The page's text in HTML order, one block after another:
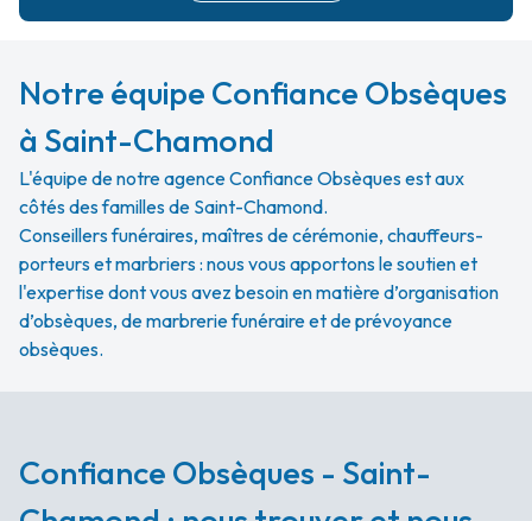
Notre équipe Confiance Obsèques
à Saint-Chamond
L'équipe de notre agence Confiance Obsèques est aux
côtés des familles de Saint-Chamond.
Conseillers funéraires, maîtres de cérémonie, chauffeurs-
porteurs et marbriers : nous vous apportons le soutien et
l'expertise dont vous avez besoin en matière d’organisation
d’obsèques, de marbrerie funéraire et de prévoyance
obsèques.
Confiance Obsèques - Saint-